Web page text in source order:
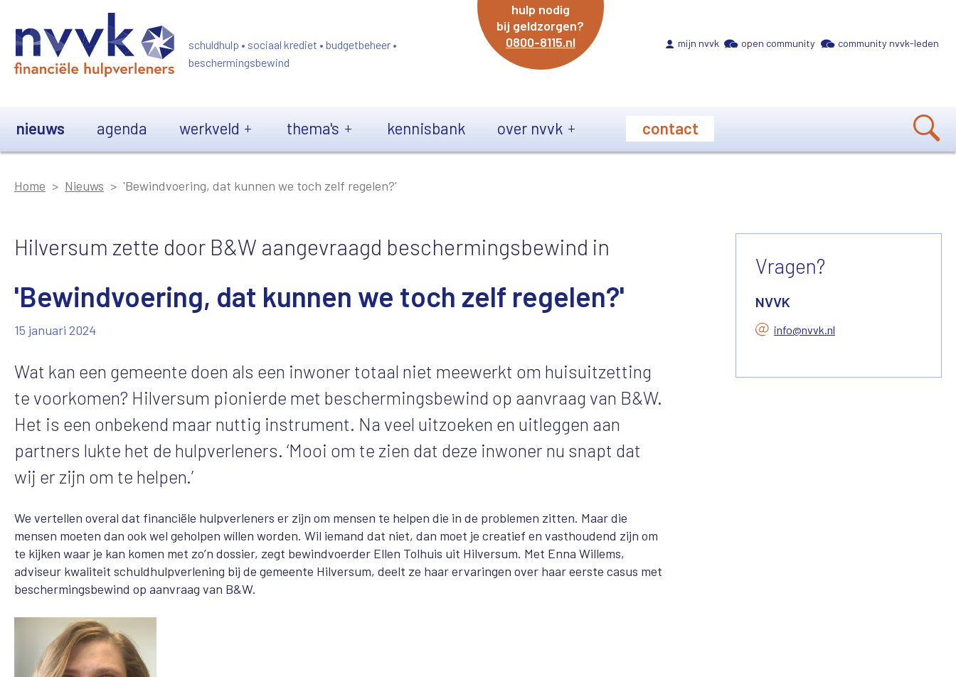
schuldhulp • sociaal krediet • budgetbeheer •
beschermingsbewind
hulp nodig
bij geldzorgen?
0800-8115.nl
mijn nvvk open community community nvvk-leden
nieuws agenda werkveld thema's kennisbank over nvvk contact
Home Nieuws 'Bewindvoering, dat kunnen we toch zelf regelen?'
Hilversum zette door B&W aangevraagd beschermingsbewind in
'Bewindvoering, dat kunnen we toch zelf regelen?'
15 januari 2024
Wat kan een gemeente doen als een inwoner totaal niet meewerkt om huisuitzetting
te voorkomen? Hilversum pionierde met beschermingsbewind op aanvraag van B&W.
Het is een onbekend maar nuttig instrument. Na veel uitzoeken en uitleggen aan
partners lukte het de hulpverleners. ‘Mooi om te zien dat deze inwoner nu snapt dat
wij er zijn om te helpen.’
We vertellen overal dat financiële hulpverleners er zijn om mensen te helpen die in de problemen zitten. Maar die
mensen moeten dan ook wel geholpen wíllen worden. Wil iemand dat niet, dan moet je creatief en vasthoudend zijn om
te kijken waar je kan komen met zo’n dossier, zegt bewindvoerder Ellen Tolhuis uit Hilversum. Met Enna Willems,
adviseur kwaliteit schuldhulpverlening bij de gemeente Hilversum, deelt ze haar ervaringen over haareerste casus met
beschermingsbewind op aanvraag van B&W.
Vragen?
NVVK
info@nvvk.nl